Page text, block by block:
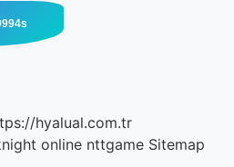
hyalual.com.tr
online nttgame Sitemap